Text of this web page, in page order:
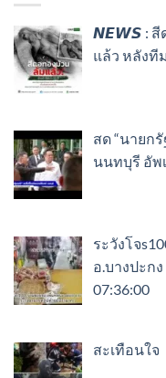
𝙉𝙀𝙒𝙎 : สีด
แล้ว หลังที
สด “นายก
นนทบุรี อัพ
ระวังโจ
อ.บางปะก
07:36:00
สะเทือนใจ